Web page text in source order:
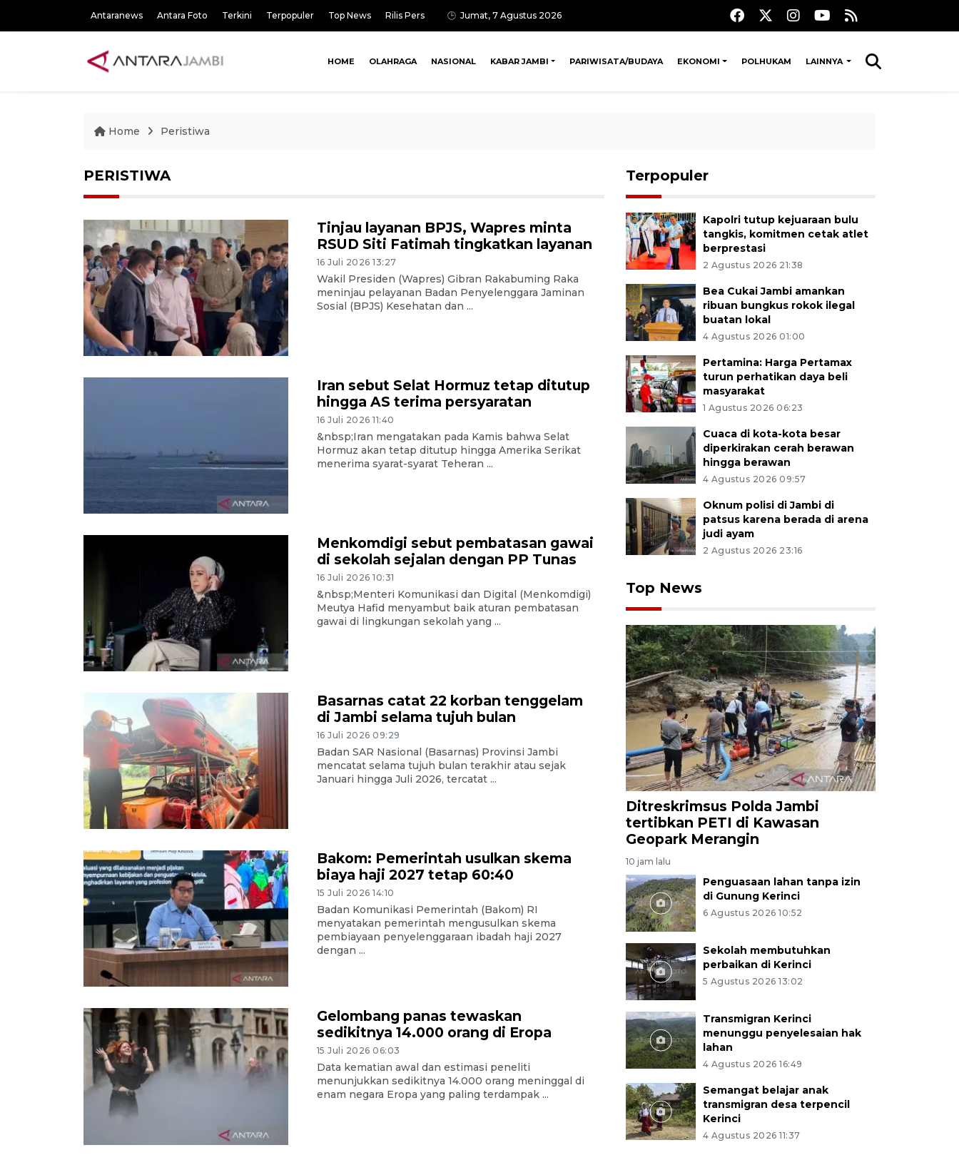
Antaranews Antara Foto Terkini Terpopuler Top News Rilis Pers Jumat, 7 Agustus 2026
HOME OLAHRAGA NASIONAL KABAR JAMBI PARIWISATA/BUDAYA EKONOMI POLHUKAM LAINNYA
Home Peristiwa
PERISTIWA
Tinjau layanan BPJS, Wapres minta
RSUD Siti Fatimah tingkatkan layanan
16 Juli 2026 13:27
Wakil Presiden (Wapres) Gibran Rakabuming Raka
meninjau pelayanan Badan Penyelenggara Jaminan
Sosial (BPJS) Kesehatan dan ...
Iran sebut Selat Hormuz tetap ditutup
hingga AS terima persyaratan
16 Juli 2026 11:40
&nbsp;Iran mengatakan pada Kamis bahwa Selat
Hormuz akan tetap ditutup hingga Amerika Serikat
menerima syarat-syarat Teheran ...
Menkomdigi sebut pembatasan gawai
di sekolah sejalan dengan PP Tunas
16 Juli 2026 10:31
&nbsp;Menteri Komunikasi dan Digital (Menkomdigi)
Meutya Hafid menyambut baik aturan pembatasan
gawai di lingkungan sekolah yang ...
Basarnas catat 22 korban tenggelam
di Jambi selama tujuh bulan
16 Juli 2026 09:29
Badan SAR Nasional (Basarnas) Provinsi Jambi
mencatat selama tujuh bulan terakhir atau sejak
Januari hingga Juli 2026, tercatat ...
Bakom: Pemerintah usulkan skema
biaya haji 2027 tetap 60:40
15 Juli 2026 14:10
Badan Komunikasi Pemerintah (Bakom) RI
menyatakan pemerintah mengusulkan skema
pembiayaan penyelenggaraan ibadah haji 2027
dengan ...
Gelombang panas tewaskan
sedikitnya 14.000 orang di Eropa
15 Juli 2026 06:03
Data kematian awal dan estimasi peneliti
menunjukkan sedikitnya 14.000 orang meninggal di
enam negara Eropa yang paling terdampak ...
Terpopuler
Kapolri tutup kejuaraan bulu
tangkis, komitmen cetak atlet
berprestasi
2 Agustus 2026 21:38
Bea Cukai Jambi amankan
ribuan bungkus rokok ilegal
buatan lokal
4 Agustus 2026 01:00
Pertamina: Harga Pertamax
turun perhatikan daya beli
masyarakat
1 Agustus 2026 06:23
Cuaca di kota-kota besar
diperkirakan cerah berawan
hingga berawan
4 Agustus 2026 09:57
Oknum polisi di Jambi di
patsus karena berada di arena
judi ayam
2 Agustus 2026 23:16
Top News
Ditreskrimsus Polda Jambi
tertibkan PETI di Kawasan
Geopark Merangin
10 jam lalu
Penguasaan lahan tanpa izin
di Gunung Kerinci
6 Agustus 2026 10:52
Sekolah membutuhkan
perbaikan di Kerinci
5 Agustus 2026 13:02
Transmigran Kerinci
menunggu penyelesaian hak
lahan
4 Agustus 2026 16:49
Semangat belajar anak
transmigran desa terpencil
Kerinci
4 Agustus 2026 11:37